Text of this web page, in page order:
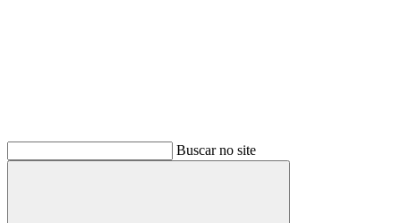
Buscar no site